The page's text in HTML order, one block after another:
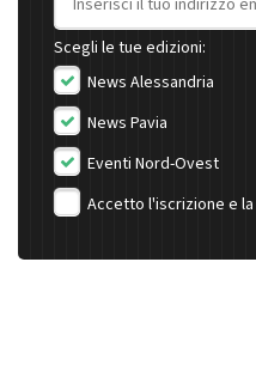
Scegli le tue edizioni:
News Alessandria
News Pavia
Eventi Nord-Ovest
Accetto l'iscrizione e la